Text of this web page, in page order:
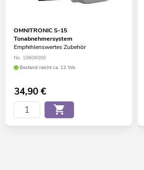
OMNITRONIC S-15
Tonabnehmersystem
Empfehlenswertes Zubehör
No. 10606000
Bestand reicht ca. 12 Wo.
34,90€